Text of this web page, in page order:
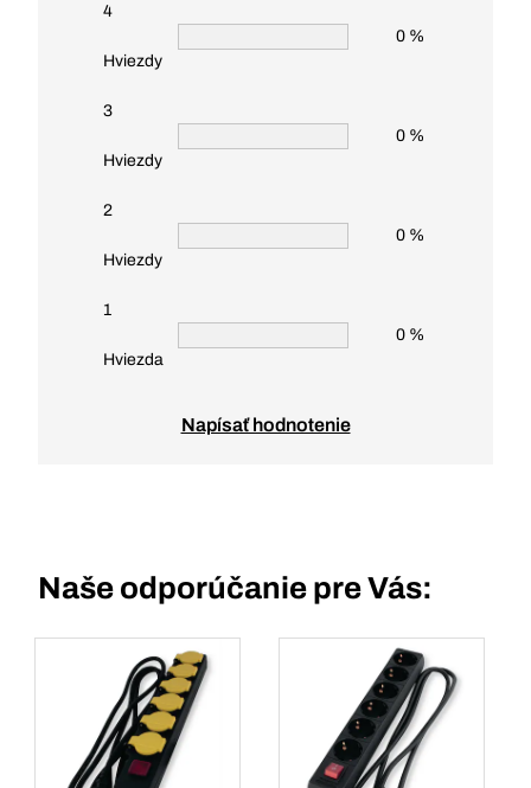
4
Hviezdy
0 %
3
Hviezdy
0 %
2
Hviezdy
0 %
1
Hviezda
0 %
Napísať hodnotenie
Naše odporúčanie pre Vás: